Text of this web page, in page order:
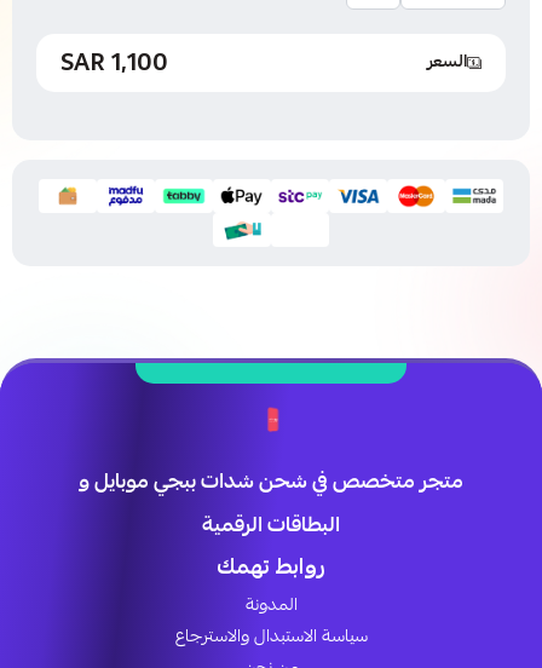
السعر 1,100 SAR
متجر متخصص في شحن شدات ببجي موبايل و
البطاقات الرقمية
روابط تهمك
المدونة
سياسة الاستبدال والاسترجاع